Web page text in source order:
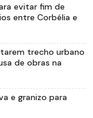
evitar fim de
entre Corbélia e
trecho urbano
de obras na
e granizo para